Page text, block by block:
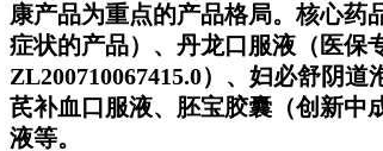
康产品为重点的产品格局。核心药
症状的产品）、丹龙口服液（医保
ZL200710067415.0）、妇必舒阴
芪补血口服液、胚宝胶囊（创新中
液等。